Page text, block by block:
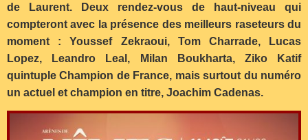
de Laurent. Deux rendez-vous de haut-niveau qui
compteront avec la présence des meilleurs raseteurs du
moment : Youssef Zekraoui, Tom Charrade, Lucas
Lopez, Leandro Leal, Milan Boukharta, Ziko Katif
quintuple Champion de France, mais surtout du numéro
un actuel et champion en titre, Joachim Cadenas.